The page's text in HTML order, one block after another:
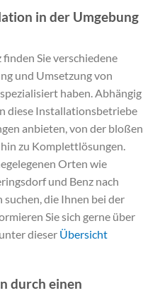
in der Umgebung
Sie verschiedene
und Umsetzung von
haben. Abhängig
diese Installationsbetriebe
anbieten, von der bloßen
zu Komplettlösungen.
Orten wie
und Benz nach
die Ihnen bei der
Sie sich gerne über
dieser Übersicht
durch einen